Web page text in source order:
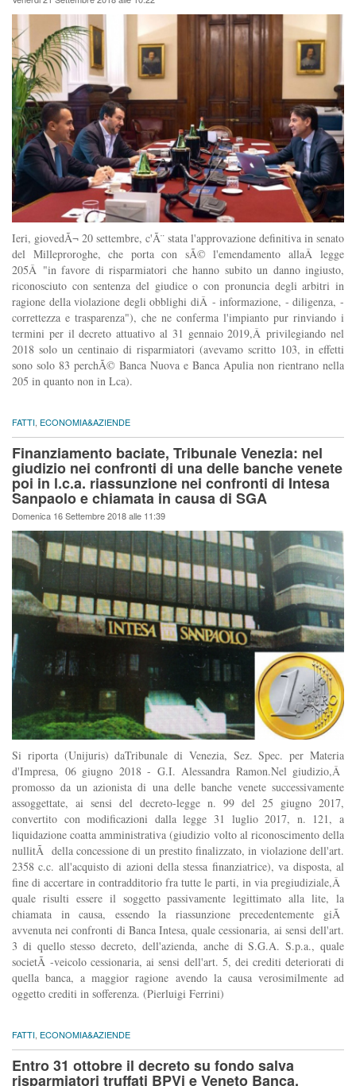
Ieri, giovedÃ¬ 20 settembre, c'Ã¨ stata l'approvazione definitiva in senato
del Milleproroghe, che porta con sÃ© l'emendamento allaÂ legge
205Â "in favore di risparmiatori che hanno subito un danno ingiusto,
riconosciuto con sentenza del giudice o con pronuncia degli arbitri in
ragione della violazione degli obblighi diÂ - informazione, - diligenza, -
correttezza e trasparenza"), che ne conferma l'impianto pur rinviando i
termini per il decreto attuativo al 31 gennaio 2019,Â privilegiando nel
2018 solo un centinaio di risparmiatori (avevamo scritto 103, in effetti
sono solo 83 perchÃ© Banca Nuova e Banca Apulia non rientrano nella
205 in quanto non in Lca).
FATTI ECONOMIA&AZIENDE
Finanziamento baciate, Tribunale Venezia: nel
giudizio nei confronti di una delle banche venete
poi in l.c.a. riassunzione nei confronti di Intesa
Sanpaolo e chiamata in causa di SGA
Domenica 16 Settembre 2018 alle 11:39
Si riporta (Unijuris) daTribunale di Venezia, Sez. Spec. per Materia
d'Impresa, 06 giugno 2018 - G.I. Alessandra Ramon.Nel giudizio,Â
promosso da un azionista di una delle banche venete successivamente
assoggettate, ai sensi del decreto-legge n. 99 del 25 giugno 2017,
convertito con modificazioni dalla legge 31 luglio 2017, n. 121, a
liquidazione coatta amministrativa (giudizio volto al riconoscimento della
nullitÃ della concessione di un prestito finalizzato, in violazione dell'art.
2358 c.c. all'acquisto di azioni della stessa finanziatrice), va disposta, al
fine di accertare in contradditorio fra tutte le parti, in via pregiudiziale,Â
quale risulti essere il soggetto passivamente legittimato alla lite, la
chiamata in causa, essendo la riassunzione precedentemente giÃ
avvenuta nei confronti di Banca Intesa, quale cessionaria, ai sensi dell'art.
3 di quello stesso decreto, dell'azienda, anche di S.G.A. S.p.a., quale
societÃ -veicolo cessionaria, ai sensi dell'art. 5, dei crediti deteriorati di
quella banca, a maggior ragione avendo la causa verosimilmente ad
oggetto crediti in sofferenza. (Pierluigi Ferrini)
FATTI ECONOMIA&AZIENDE
Entro 31 ottobre il decreto su fondo salva
risparmiatori truffati BPVi e Veneto Banca,